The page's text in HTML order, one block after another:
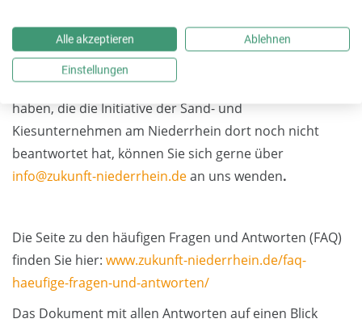
Seite ist ein Angebot für alle Journalisten, Politiker und
Bürger, die sich für die Sand- und Kiesgewinnung am
Niederrhein interessieren. Sollten Sie weitere Fragen
haben, die die Initiative der Sand- und
Kiesunternehmen am Niederrhein dort noch nicht
beantwortet hat, können Sie sich gerne über
info@zukunft-niederrhein.dean uns wenden.
Die Seite zu den häufigen Fragen und Antworten (FAQ)
finden Sie hier: www.zukunft-niederrhein.de/faq-
haeufige-fragen-und-antworten/
Das Dokument mit allen Antworten auf einen Blick
Alle akzeptieren Ablehnen
Einstellungen